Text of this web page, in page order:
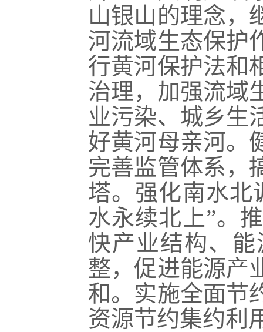
山银山的理念，
河流域生态保护
行黄河保护法和
治理，加强流域
业污染、城乡生
好黄河母亲河。
完善监管体系，
塔。强化南水北
水永续北上”。
快产业结构、
整，促进能源产
和。实施全面节
资源节约集约利